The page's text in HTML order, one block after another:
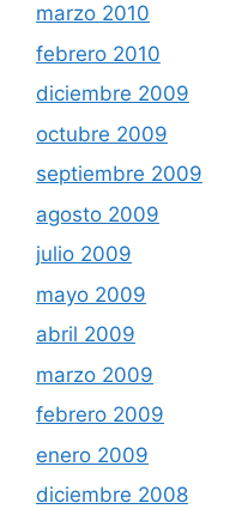
marzo 2010
febrero 2010
diciembre 2009
octubre 2009
septiembre 2009
agosto 2009
julio 2009
mayo 2009
abril 2009
marzo 2009
febrero 2009
enero 2009
diciembre 2008